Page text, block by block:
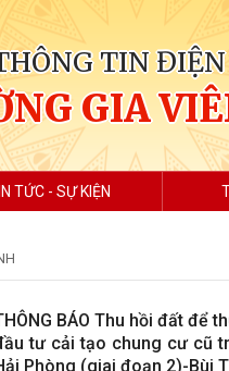
TIN
GIA
TỨC - SỰ KIỆN
BÁO Thu hồi đất để
tư cải tạo chung cư cũ
Phòng (giai đoạn 2)-Bùi